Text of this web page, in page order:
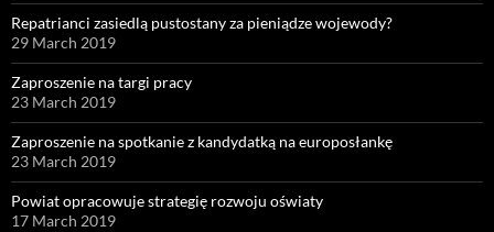
Repatrianci zasiedlą pustostany za pieniądze wojewody?
29 March 2019
Zaproszenie na targi pracy
23 March 2019
Zaproszenie na spotkanie z kandydatką na europosłankę
23 March 2019
Powiat opracowuje strategię rozwoju oświaty
17 March 2019